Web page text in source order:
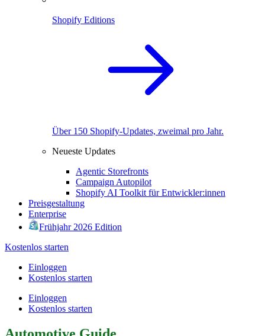
Shopify Editions
Über 150 Shopify-Updates, zweimal pro Jahr.
Neueste Updates
Agentic Storefronts
Campaign Autopilot
Shopify AI Toolkit für Entwickler:innen
Preisgestaltung
Enterprise
Frühjahr 2026 Edition
Kostenlos starten
Einloggen
Kostenlos starten
Einloggen
Kostenlos starten